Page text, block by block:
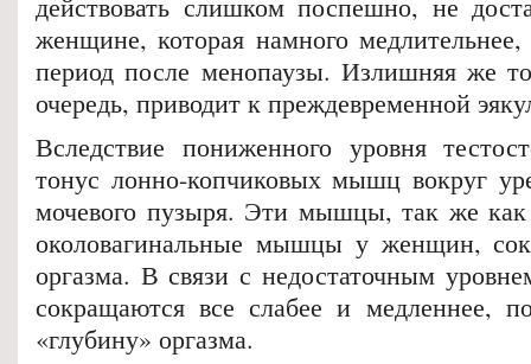
женщине, которая намного
период после менопаузы. Излишняя же
очередь, приводит к преждевременной
Вследствие пониженного уровня
тонус лонно-копчиковых мышц вокруг
мочевого пузыря. Эти мышцы, так же как
околовагинальные мышцы у женщин,
оргазма. В связи с недостаточным
сокращаются все слабее и медленнее,
«глубину» оргазма.